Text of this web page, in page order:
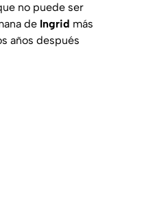
no puede ser
de Ingrid más
años después